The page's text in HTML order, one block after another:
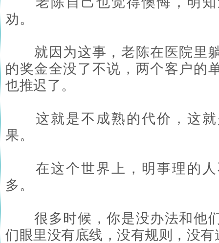
劝。
就因为这事，老陈在医院里
的奖金全没了不说，两个客户的
也推迟了。
这就是不成熟的代价，这就
果。
在这个世界上，明事理的人
多。
很多时候，你是没办法和他
们眼里没有底线，没有规则，没有